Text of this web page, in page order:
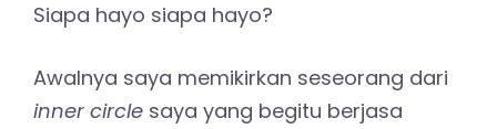
Siapa hayo siapa hayo?
Awalnya saya memikirkan seseorang dari
inner circle saya yang begitu berjasa